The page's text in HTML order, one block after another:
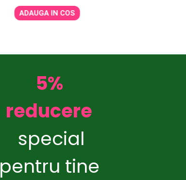
ADAUGA IN COS
5%
reducere
special
pentru tine